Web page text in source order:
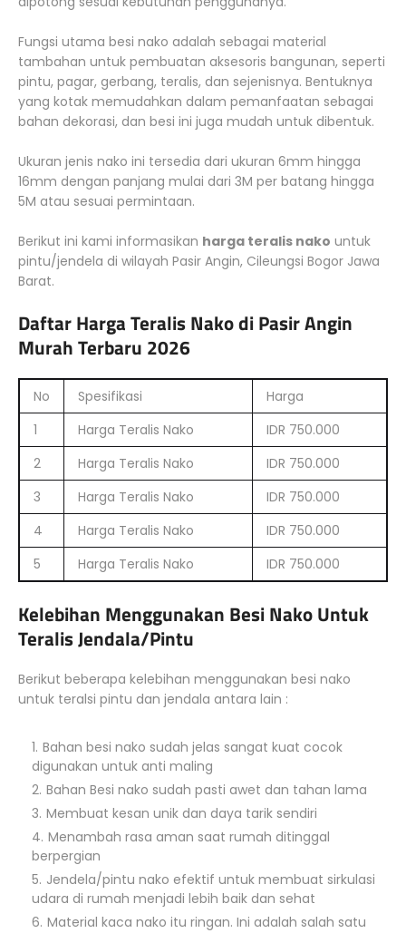
Fungsi utama besi nako adalah sebagai material
tambahan untuk pembuatan aksesoris bangunan, seperti
pintu, pagar, gerbang, teralis, dan sejenisnya. Bentuknya
yang kotak memudahkan dalam pemanfaatan sebagai
bahan dekorasi, dan besi ini juga mudah untuk dibentuk.
Ukuran jenis nako ini tersedia dari ukuran 6mm hingga
16mm dengan panjang mulai dari 3M per batang hingga
5M atau sesuai permintaan.
Berikut ini kami informasikan harga teralis nako untuk
pintu/jendela di wilayah Pasir Angin, Cileungsi Bogor Jawa
Barat.
Daftar Harga Teralis Nako di Pasir Angin
Murah Terbaru 2026
No Spesifikasi
Harga
1
Harga Teralis Nako
IDR 750.000
2
Harga Teralis Nako
IDR 750.000
3
Harga Teralis Nako
IDR 750.000
4
Harga Teralis Nako
IDR 750.000
5
Harga Teralis Nako IDR 750.000
Kelebihan Menggunakan Besi Nako Untuk
Teralis Jendala/Pintu
Berikut beberapa kelebihan menggunakan besi nako
untuk teralsi pintu dan jendala antara lain :
Bahan besi nako sudah jelas sangat kuat cocok
digunakan untuk anti maling
Bahan Besi nako sudah pasti awet dan tahan lama
Membuat kesan unik dan daya tarik sendiri
Menambah rasa aman saat rumah ditinggal
berpergian
Jendela/pintu nako efektif untuk membuat sirkulasi
udara di rumah menjadi lebih baik dan sehat
Material kaca nako itu ringan. Ini adalah salah satu